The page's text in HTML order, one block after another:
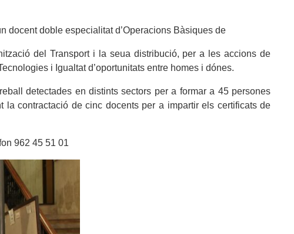
docent doble especialitat d’Operacions Bàsiques de
del Transport i la seua distribució, per a les accions de
i Igualtat d’oportunitats entre homes i dónes.
detectades en distints sectors per a formar a 45 persones
contractació de cinc docents per a impartir els certificats de
962 45 51 01